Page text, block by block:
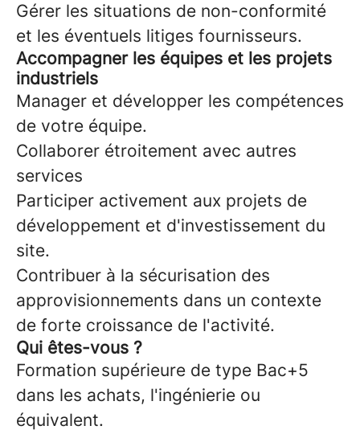
Gérer les situations de non-conformité
et les éventuels litiges fournisseurs.
Accompagner les équipes et les projets
industriels
Manager et développer les compétences
de votre équipe.
Collaborer étroitement avec autres
services
Participer activement aux projets de
développement et d'investissement du
site.
Contribuer à la sécurisation des
approvisionnements dans un contexte
de forte croissance de l'activité.
Qui êtes-vous ?
Formation supérieure de type Bac+5
dans les achats, l'ingénierie ou
équivalent.